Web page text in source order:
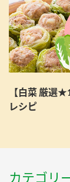
【白菜 厳選
レシピ
カテゴリ